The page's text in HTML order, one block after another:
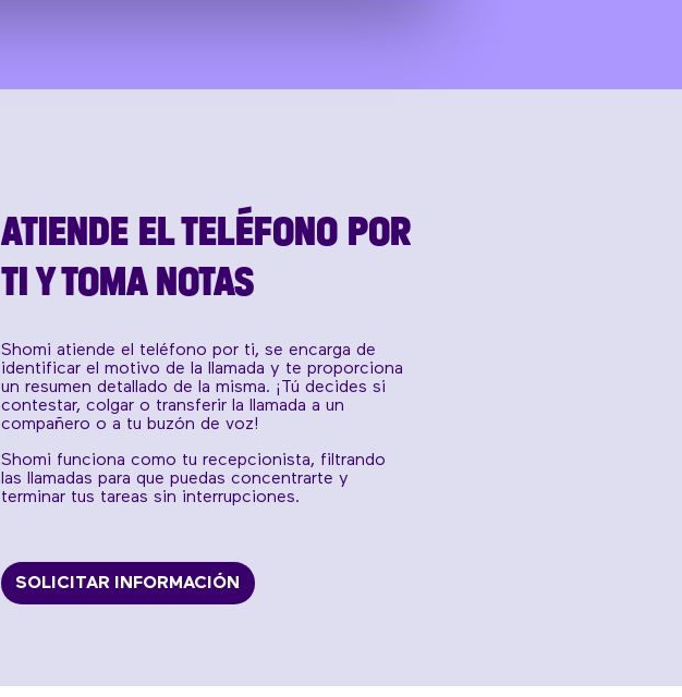
ATIENDE EL TELÉFONO POR
TI Y TOMA NOTAS
Shomi atiende el teléfono por ti, se encarga de
identificar el motivo de la llamada y te proporciona
un resumen detallado de la misma. ¡Tú decides si
contestar, colgar o transferir la llamada a un
compañero o a tu buzón de voz!
Shomi funciona como tu recepcionista, filtrando
las llamadas para que puedas concentrarte y
terminar tus tareas sin interrupciones.
SOLICITAR INFORMACIÓN